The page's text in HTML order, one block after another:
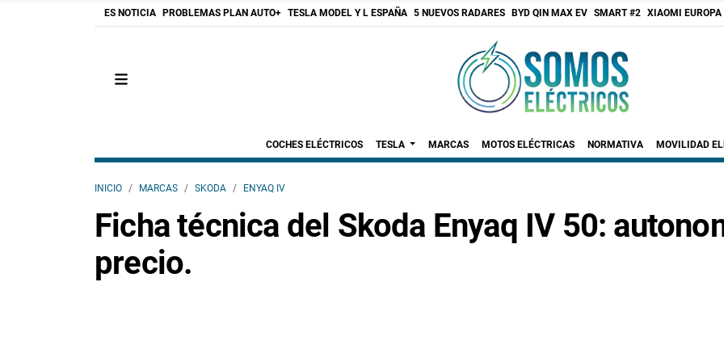
ES NOTICIA PROBLEMAS PLAN AUTO+ TESLA MODEL Y L ESPAÑA 5 NUEVOS RADARES BYD QIN MAX EV SMART #2 XIAOMI EUROPA
COCHES ELÉCTRICOS TESLA MARCAS MOTOS ELÉCTRICAS NORMATIVA MOVILIDAD
INICIO MARCAS SKODA ENYAQ IV
Ficha técnica del Skoda Enyaq IV 50:
precio.